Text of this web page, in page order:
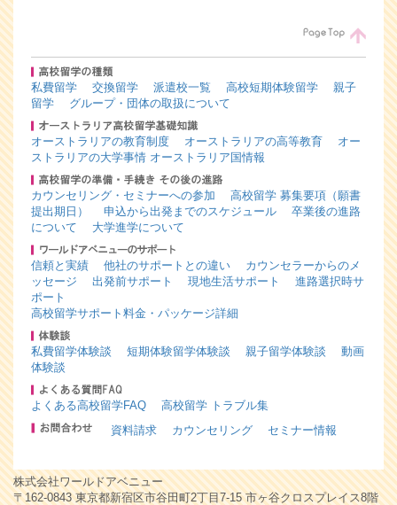
私費留学 交換留学 派遣校一覧 高校短期体験留学
親子
留学
グループ・団体の取扱について
オーストラリアの教育制度 オーストラリアの高等教育
オー
ストラリアの大学事情 オーストラリア国情報
カウンセリング・セミナーへの参加
高校留学 募集要項（願書
提出期日）
申込から出発までのスケジュール
卒業後の進路
について
大学進学について
信頼と実績 他社のサポートとの違い
カウンセラーからのメ
ッセージ
出発前サポート 現地生活サポート
進路選択時サ
ポート
高校留学サポート料金・パッケージ詳細
私費留学体験談 短期体験留学体験談 親子留学体験談
動画
体験談
よくある高校留学FAQ
高校留学 トラブル集
資料請求
カウンセリング セミナー情報
株式会社ワールドアベニュー
〒162-0843 東京都新宿区市谷田町2丁目7-15 市ヶ谷クロスプレイス8階